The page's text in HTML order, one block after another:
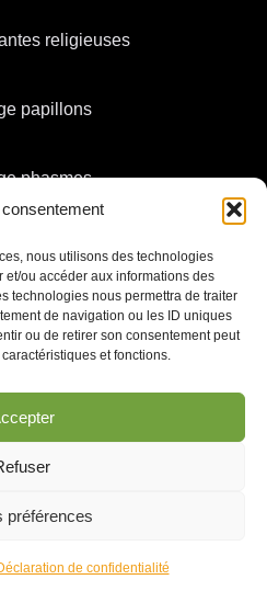
nous utilisons des technologies
ou accéder aux informations des
technologies nous permettra de traiter
de navigation ou les ID uniques
ou de retirer son consentement peut
et fonctions.
préférences
de confidentialité
religieuses
papillons
phasmes
& Cookies
d’Utilisation
Contact
tricher